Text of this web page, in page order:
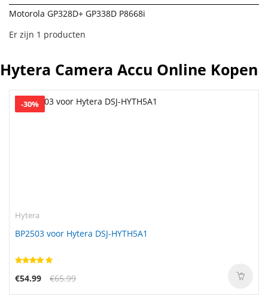
Motorola GP328D+ GP338D P8668i
Er zijn 1 producten
Hytera Camera Accu Online Kopen
-30%
Hytera
BP2503 voor Hytera DSJ-HYTH5A1
€54.99 €65.99